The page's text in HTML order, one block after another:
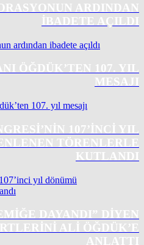
ARDINDAN
IBADETE AÇILDI
ÖĞDÜK’TEN 107. YIL
MESAJI
107’INCI YIL
TÖRENLERLE
KUTLANDI
DAYANDI” DIYEN
ALI ÖĞDÜK’E
ANLATTI